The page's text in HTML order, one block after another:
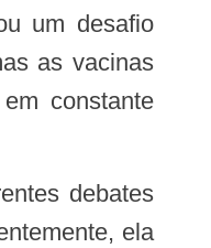
um desafio
as vacinas
constante
ela